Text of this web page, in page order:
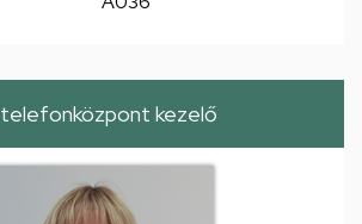
telefonközpont kezelő